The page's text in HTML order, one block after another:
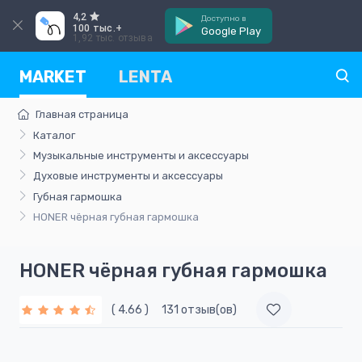
4,2
100 тыс.+
1,92 тыс. отзыва
Доступно в
Google Play
MARKET LENTA
Главная страница
Каталог
Музыкальные инструменты и аксессуары
Духовые инструменты и аксессуары
Губная гармошка
HONER чёрная губная гармошка
HONER чёрная губная гармошка
( 4.66 ) 131 отзыв(ов)